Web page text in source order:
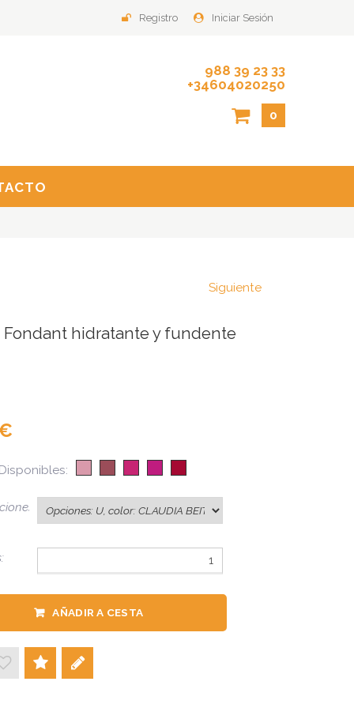
Iniciar Sesión
Registro
988 39 23 33
+34604020250
0
Siguiente
Fondant hidratante y fundente
AÑADIR A CESTA